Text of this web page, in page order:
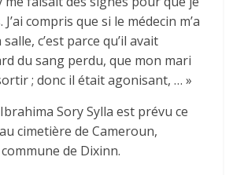
compris que si le médecin m’a
c’est parce qu’il avait
du sang perdu, que mon mari
; donc il était agonisant, … »
Sory Sylla est prévu ce
cimetière de Cameroun,
de Dixinn.